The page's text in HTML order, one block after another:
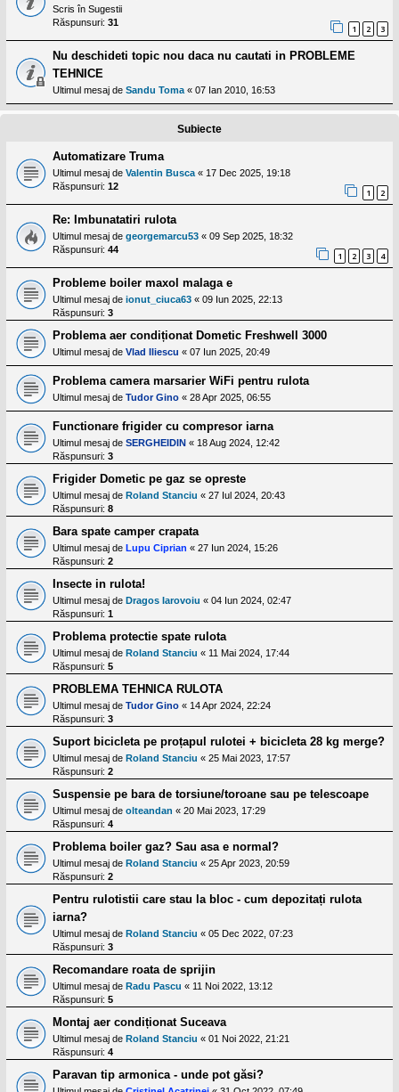
o
o
t
e
i
m
a
n
Scris în Sugestii
Răspunsuri: 31
1 2 3
Nu deschideti topic nou daca nu cautati in PROBLEME
TEHNICE
Ultimul mesaj de Sandu Toma « 07 Ian 2010, 16:53
Subiecte
Automatizare Truma
Ultimul mesaj de Valentin Busca « 17 Dec 2025, 19:18
Răspunsuri: 12
1 2
Re: Imbunatatiri rulota
Ultimul mesaj de georgemarcu53 « 09 Sep 2025, 18:32
Răspunsuri: 44
1 2 3 4
Probleme boiler maxol malaga e
Ultimul mesaj de ionut_ciuca63 « 09 Iun 2025, 22:13
Răspunsuri: 3
Problema aer condiționat Dometic Freshwell 3000
Ultimul mesaj de Vlad Iliescu « 07 Iun 2025, 20:49
Problema camera marsarier WiFi pentru rulota
Ultimul mesaj de Tudor Gino « 28 Apr 2025, 06:55
Functionare frigider cu compresor iarna
Ultimul mesaj de SERGHEIDIN « 18 Aug 2024, 12:42
Răspunsuri: 3
Frigider Dometic pe gaz se opreste
Ultimul mesaj de Roland Stanciu « 27 Iul 2024, 20:43
Răspunsuri: 8
Bara spate camper crapata
Ultimul mesaj de Lupu Ciprian « 27 Iun 2024, 15:26
Răspunsuri: 2
Insecte in rulota!
Ultimul mesaj de Dragos Iarovoiu « 04 Iun 2024, 02:47
Răspunsuri: 1
Problema protectie spate rulota
Ultimul mesaj de Roland Stanciu « 11 Mai 2024, 17:44
Răspunsuri: 5
PROBLEMA TEHNICA RULOTA
Ultimul mesaj de Tudor Gino « 14 Apr 2024, 22:24
Răspunsuri: 3
Suport bicicleta pe proțapul rulotei + bicicleta 28 kg merge?
Ultimul mesaj de Roland Stanciu « 25 Mai 2023, 17:57
Răspunsuri: 2
Suspensie pe bara de torsiune/toroane sau pe telescoape
Ultimul mesaj de olteandan « 20 Mai 2023, 17:29
Răspunsuri: 4
Problema boiler gaz? Sau asa e normal?
Ultimul mesaj de Roland Stanciu « 25 Apr 2023, 20:59
Răspunsuri: 2
Pentru rulotistii care stau la bloc - cum depozitați rulota
iarna?
Ultimul mesaj de Roland Stanciu « 05 Dec 2022, 07:23
Răspunsuri: 3
Recomandare roata de sprijin
Ultimul mesaj de Radu Pascu « 11 Noi 2022, 13:12
Răspunsuri: 5
Montaj aer condiționat Suceava
Ultimul mesaj de Roland Stanciu « 01 Noi 2022, 21:21
Răspunsuri: 4
Paravan tip armonica - unde pot găsi?